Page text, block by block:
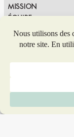
MISSION
ÉQUIPE
CONTRIBUER
POLITIQUE
ANNONCER DANS